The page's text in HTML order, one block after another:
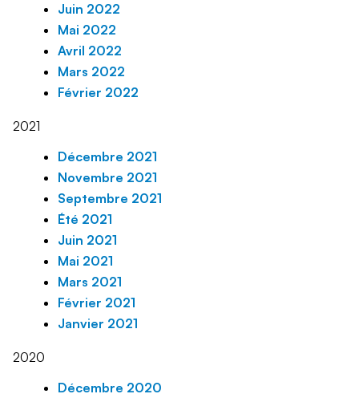
Juin 2022
Mai 2022
Avril 2022
Mars 2022
Février 2022
2021
Décembre 2021
Novembre 2021
Septembre 2021
Été 2021
Juin 2021
Mai 2021
Mars 2021
Février 2021
Janvier 2021
2020
Décembre 2020